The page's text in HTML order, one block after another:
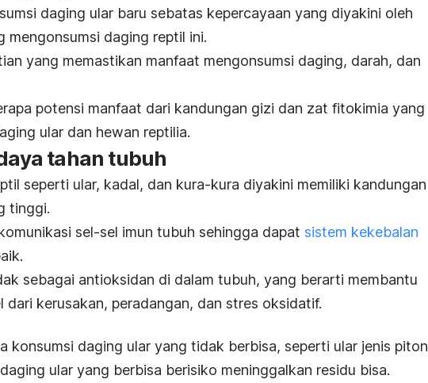
daging ular baru sebatas kepercayaan yang diyakini oleh
mengonsumsi daging reptil ini.
yang memastikan manfaat mengonsumsi daging, darah, dan
potensi manfaat dari kandungan gizi dan zat fitokimia yang
ular dan hewan reptilia.
tahan tubuh
seperti ular, kadal, dan kura-kura diyakini memiliki kandungan
tinggi.
sel-sel imun tubuh sehingga dapat sistem kekebalan
sebagai antioksidan di dalam tubuh, yang berarti membantu
dari kerusakan, peradangan, dan stres oksidatif.
konsumsi daging ular yang tidak berbisa, seperti ular jenis piton
ular yang berbisa berisiko meninggalkan residu bisa.